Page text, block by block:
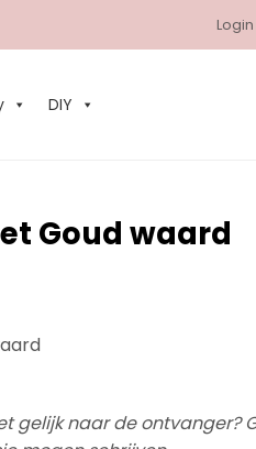
Login
DIY
Goud waard
gelijk naar de ontvanger?